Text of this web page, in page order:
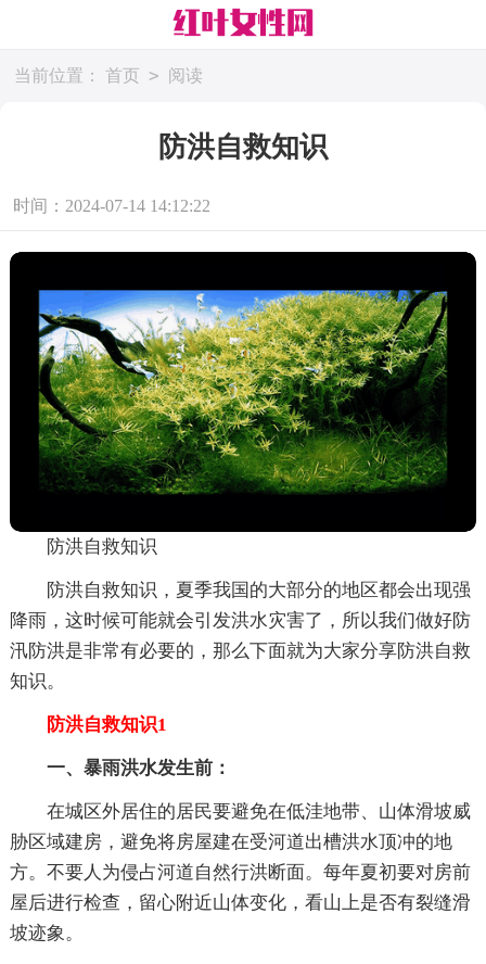
当前位置： 首页 > 阅读
防洪自救知识
时间：2024-07-14 14:12:22
防洪自救知识
防洪自救知识，夏季我国的大部分的地区都会出现强
降雨，这时候可能就会引发洪水灾害了，所以我们做好防
汛防洪是非常有必要的，那么下面就为大家分享防洪自救
知识。
防洪自救知识1
一、暴雨洪水发生前：
在城区外居住的居民要避免在低洼地带、山体滑坡威
胁区域建房，避免将房屋建在受河道出槽洪水顶冲的地
方。不要人为侵占河道自然行洪断面。每年夏初要对房前
屋后进行检查，留心附近山体变化，看山上是否有裂缝滑
坡迹象。